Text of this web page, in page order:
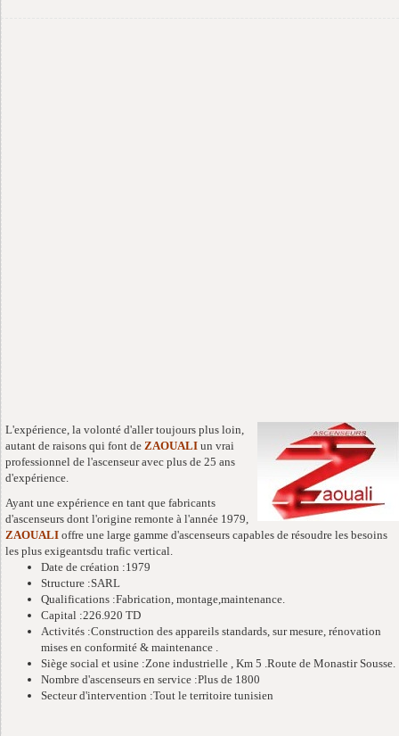
L'expérience, la volonté d'aller toujours plus loin,
autant de raisons qui font de ZAOUALI un vrai
professionnel de l'ascenseur avec plus de 25 ans
d'expérience.
Ayant une expérience en tant que fabricants
d'ascenseurs dont l'origine remonte à l'année 1979,
ZAOUALI offre une large gamme d'ascenseurs capables de résoudre les besoins
les plus exigeantsdu trafic vertical.
Date de création :1979
Structure :SARL
Qualifications :Fabrication, montage,maintenance.
Capital :226.920 TD
Activités :Construction des appareils standards, sur mesure, rénovation
mises en conformité & maintenance .
Siège social et usine :Zone industrielle , Km 5 .Route de Monastir Sousse.
Nombre d'ascenseurs en service :Plus de 1800
Secteur d'intervention :Tout le territoire tunisien